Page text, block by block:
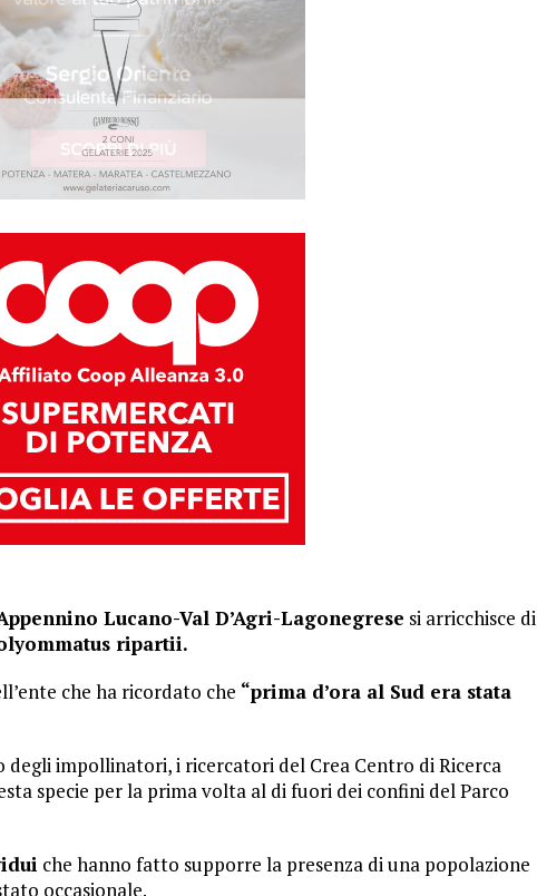
Lucano-Val D’Agri-Lagonegrese si arricchisce di
ripartii.
che ha ricordato che “prima d’ora al Sud era stata
impollinatori, i ricercatori del Crea Centro di Ricerca
specie per la prima volta al di fuori dei confini del Parco
che hanno fatto supporre la presenza di una popolazione
occasionale.